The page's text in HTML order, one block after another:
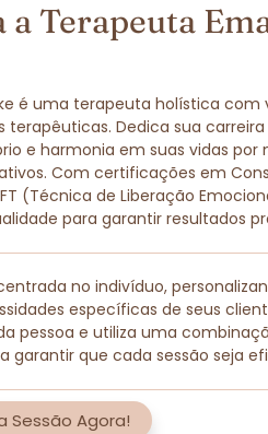
a Terapeuta
é uma terapeuta holística com
terapêuticas. Dedica sua
e harmonia em suas vidas por
Com certificações em
(Técnica de Liberação
para garantir resultados
no indivíduo,
específicas de seus
pessoa e utiliza uma
garantir que cada sessão seja
Sessão Agora!